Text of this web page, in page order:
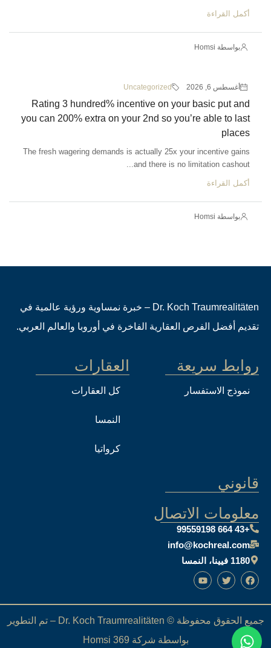
أكمل القراءة
بواسطة Homsi
أغسطس 6, 2026 Uncategorized
Rating 3 hundred% incentive on your basic put and
you can 200% extra on your 2nd so you’re able to last
places
The fresh wagering demands is actually 25x your incentive gains
and there is no limitation cashout...
أكمل القراءة
بواسطة Homsi
Dr. Koch Traumrealitäten – خبرة نمساوية ورؤية عالمية في
تقديم أفضل الفرص العقارية الفاخرة في أوروبا والعالم العربي.
روابط سريعة
نموذج الاستفسار
العقارات
كل العقارات
النمسا
كرواتيا
قانوني
معلومات الاتصال
+43 664 99559198
info@kochreal.com
1180 فيينا، النمسا
جميع الحقوق محفوظة © Dr. Koch Traumrealitäten – تم التطوير
بواسطة شركة Homsi 369